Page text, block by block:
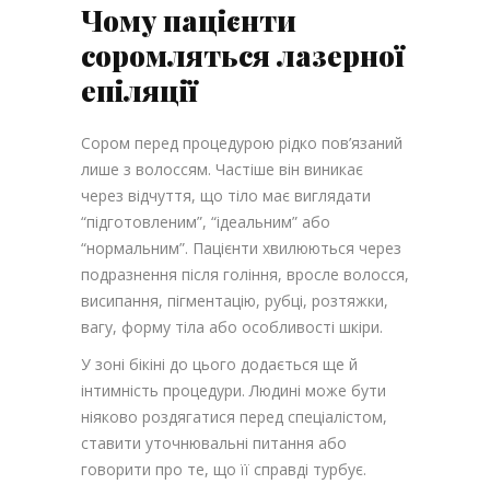
Чому пацієнти
соромляться лазерної
епіляції
Сором перед процедурою рідко пов’язаний
лише з волоссям. Частіше він виникає
через відчуття, що тіло має виглядати
“підготовленим”, “ідеальним” або
“нормальним”. Пацієнти хвилюються через
подразнення після гоління, вросле волосся,
висипання, пігментацію, рубці, розтяжки,
вагу, форму тіла або особливості шкіри.
У зоні бікіні до цього додається ще й
інтимність процедури. Людині може бути
ніяково роздягатися перед спеціалістом,
ставити уточнювальні питання або
говорити про те, що її справді турбує.